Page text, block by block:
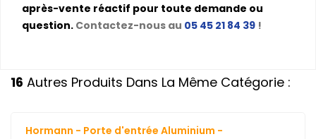
après-vente réactif pour toute demande ou
question. Contactez-nous au 05 45 21 84 39 !
16 Autres Produits Dans La Même Catégorie :
Hormann - Porte d'entrée Aluminium -